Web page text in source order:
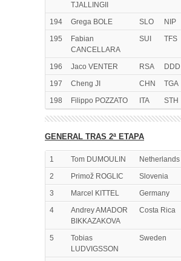
TJALLINGII
194 Grega BOLE SLO NIP
195
Fabian
CANCELLARA
SUI TFS
196 Jaco VENTER RSA DDD
197
Cheng JI CHN TGA
198
Filippo POZZATO ITA STH
GENERAL TRAS 2ª ETAPA
1 Tom DUMOULIN Netherlands
2
Primož ROGLIC Slovenia
3
Marcel KITTEL Germany
4
Andrey AMADOR
BIKKAZAKOVA
Costa Rica
5
Tobias
LUDVIGSSON
Sweden